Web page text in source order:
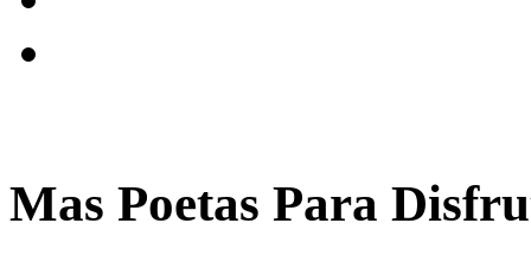
Mas Poetas Para